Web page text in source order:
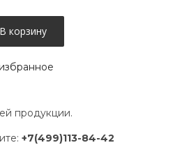
В корзину
продукции.
+7(499)113-84-42